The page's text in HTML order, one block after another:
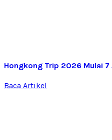
Hongkong Trip 2026 Mulai 7
Baca Artikel